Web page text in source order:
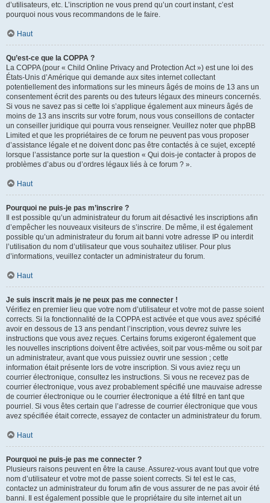
d’utilisateurs, etc. L’inscription ne vous prend qu’un court instant, c’est
pourquoi nous vous recommandons de le faire.
Haut
Qu’est-ce que la COPPA ?
La COPPA (pour « Child Online Privacy and Protection Act ») est une loi des
États-Unis d’Amérique qui demande aux sites internet collectant
potentiellement des informations sur les mineurs âgés de moins de 13 ans un
consentement écrit des parents ou des tuteurs légaux des mineurs concernés.
Si vous ne savez pas si cette loi s’applique également aux mineurs âgés de
moins de 13 ans inscrits sur votre forum, nous vous conseillons de contacter
un conseiller juridique qui pourra vous renseigner. Veuillez noter que phpBB
Limited et que les propriétaires de ce forum ne peuvent pas vous proposer
d’assistance légale et ne doivent donc pas être contactés à ce sujet, excepté
lorsque l’assistance porte sur la question « Qui dois-je contacter à propos de
problèmes d’abus ou d’ordres légaux liés à ce forum ? ».
Haut
Pourquoi ne puis-je pas m’inscrire ?
Il est possible qu’un administrateur du forum ait désactivé les inscriptions afin
d’empêcher les nouveaux visiteurs de s’inscrire. De même, il est également
possible qu’un administrateur du forum ait banni votre adresse IP ou interdit
l’utilisation du nom d’utilisateur que vous souhaitez utiliser. Pour plus
d’informations, veuillez contacter un administrateur du forum.
Haut
Je suis inscrit mais je ne peux pas me connecter !
Vérifiez en premier lieu que votre nom d’utilisateur et votre mot de passe soient
corrects. Si la fonctionnalité de la COPPA est activée et que vous avez spécifié
avoir en dessous de 13 ans pendant l’inscription, vous devrez suivre les
instructions que vous avez reçues. Certains forums exigeront également que
les nouvelles inscriptions doivent être activées, soit par vous-même ou soit par
un administrateur, avant que vous puissiez ouvrir une session ; cette
information était présente lors de votre inscription. Si vous aviez reçu un
courrier électronique, consultez les instructions. Si vous ne recevez pas de
courrier électronique, vous avez probablement spécifié une mauvaise adresse
de courrier électronique ou le courrier électronique a été filtré en tant que
pourriel. Si vous êtes certain que l’adresse de courrier électronique que vous
avez spécifiée était correcte, essayez de contacter un administrateur du forum.
Haut
Pourquoi ne puis-je pas me connecter ?
Plusieurs raisons peuvent en être la cause. Assurez-vous avant tout que votre
nom d’utilisateur et votre mot de passe soient corrects. Si tel est le cas,
contactez un administrateur du forum afin de vous assurer de ne pas avoir été
banni. Il est également possible que le propriétaire du site internet ait un